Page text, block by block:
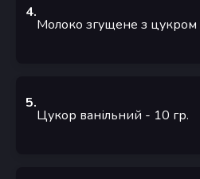
4.
Молоко згущене з цукром
5.
Цукор ванільний - 10 гр.